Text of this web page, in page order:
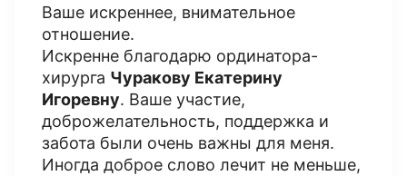
Ваше искреннее, внимательное
отношение.
Искренне благодарю ординатора-
хирурга Чуракову Екатерину
Игоревну. Ваше участие,
доброжелательность, поддержка и
забота были очень важны для меня.
Иногда доброе слово лечит не меньше,